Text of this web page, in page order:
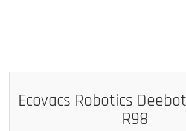
Ecovacs Robotics
R98